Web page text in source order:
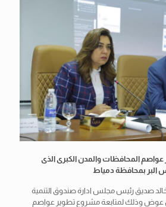
المحافظات والمدن الكبرى الذى
البر بمحافظة دمياط
صديق رئيس مجلس ادارة صندوق التنمية
عوض وذلك لمتابعة مشروع تطوير عواصم